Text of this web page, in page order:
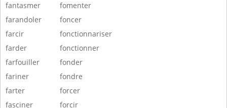
fantasmer
farandoler
farcir
farder
farfouiller
fariner
farter
fasciner
fomenter
foncer
fonctionnariser
fonctionner
fonder
fondre
forcer
forcir